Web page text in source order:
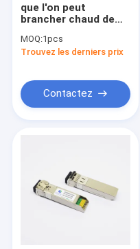
que l'on peut
brancher chaud de
récepteur de fibre
des DOM LC SMF 10G
MOQ:1pcs
Trouvez les derniers prix
Contactez